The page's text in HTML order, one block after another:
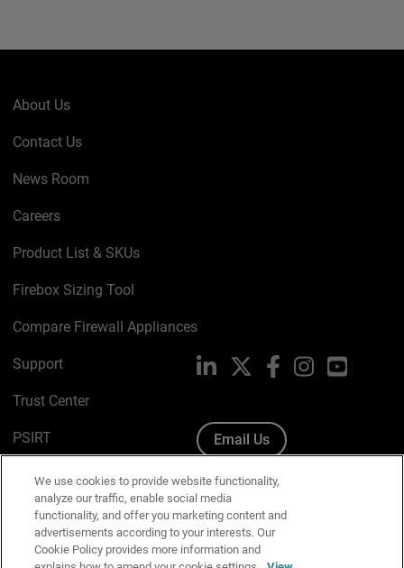
About Us
Contact Us
News Room
Careers
Product List & SKUs
Firebox Sizing Tool
Compare Firewall Appliances
Support
Trust Center
PSIRT
Cookie Policy
Privacy Policy
Media & Brand Kit
LinkedIn FacebookInstagramYouTube
Email Us
We use cookies to provide website functionality,
analyze our traffic, enable social media
functionality, and offer you marketing content and
advertisements according to your interests. Our
Cookie Policy provides more information and